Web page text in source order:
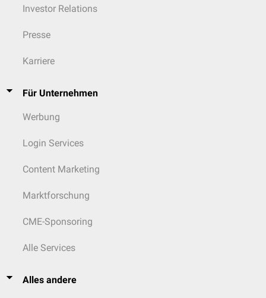
Investor Relations
Presse
Karriere
Für Unternehmen
Werbung
Login Services
Content Marketing
Marktforschung
CME-Sponsoring
Alle Services
Alles andere